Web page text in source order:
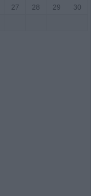
27 28 29
30